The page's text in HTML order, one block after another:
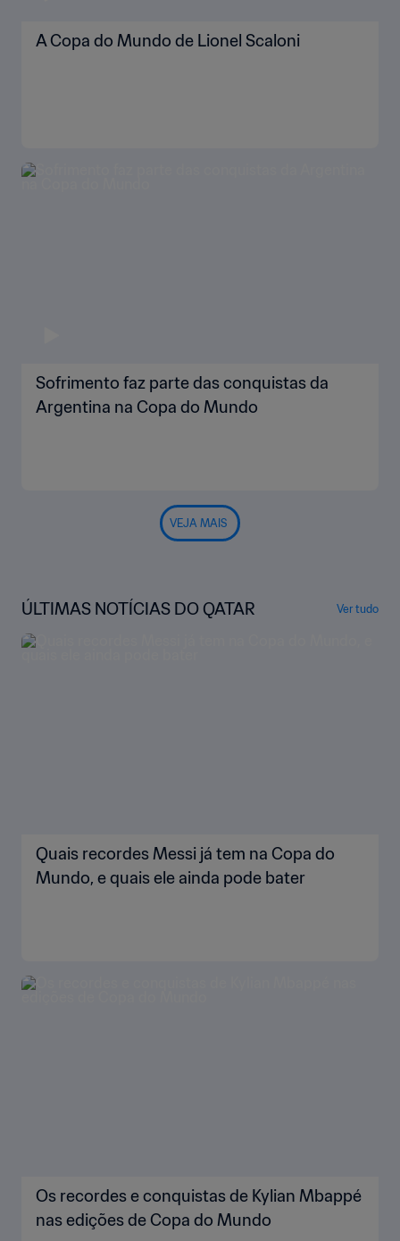
A Copa do Mundo de Lionel Scaloni
Sofrimento faz parte das conquistas da
Argentina na Copa do Mundo
VEJA MAIS
ÚLTIMAS NOTÍCIAS DO QATAR Ver tudo
Quais recordes Messi já tem na Copa do
Mundo, e quais ele ainda pode bater
Os recordes e conquistas de Kylian Mbappé
nas edições de Copa do Mundo